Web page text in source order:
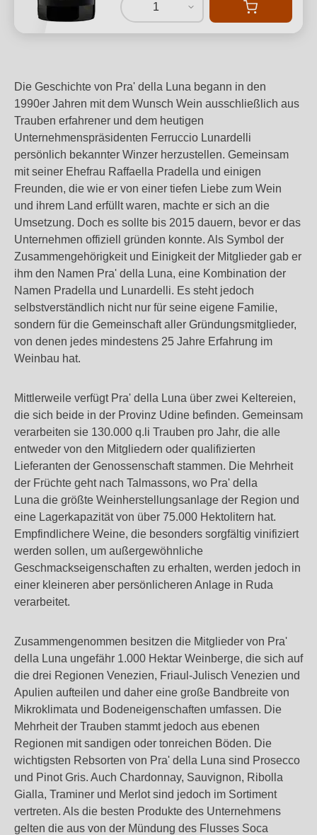
1
Die Geschichte von Pra' della Luna begann in den
1990er Jahren mit dem Wunsch Wein ausschließlich aus
Trauben erfahrener und dem heutigen
Unternehmenspräsidenten Ferruccio Lunardelli
persönlich bekannter Winzer herzustellen. Gemeinsam
mit seiner Ehefrau Raffaella Pradella und einigen
Freunden, die wie er von einer tiefen Liebe zum Wein
und ihrem Land erfüllt waren, machte er sich an die
Umsetzung. Doch es sollte bis 2015 dauern, bevor er das
Unternehmen offiziell gründen konnte. Als Symbol der
Zusammengehörigkeit und Einigkeit der Mitglieder gab er
ihm den Namen Pra' della Luna, eine Kombination der
Namen Pradella und Lunardelli. Es steht jedoch
selbstverständlich nicht nur für seine eigene Familie,
sondern für die Gemeinschaft aller Gründungsmitglieder,
von denen jedes mindestens 25 Jahre Erfahrung im
Weinbau hat.
Mittlerweile verfügt Pra' della Luna über zwei Keltereien,
die sich beide in der Provinz Udine befinden. Gemeinsam
verarbeiten sie 130.000 q.li Trauben pro Jahr, die alle
entweder von den Mitgliedern oder qualifizierten
Lieferanten der Genossenschaft stammen. Die Mehrheit
der Früchte geht nach Talmassons, wo Pra' della
Luna die größte Weinherstellungsanlage der Region und
eine Lagerkapazität von über 75.000 Hektolitern hat.
Empfindlichere Weine, die besonders sorgfältig vinifiziert
werden sollen, um außergewöhnliche
Geschmackseigenschaften zu erhalten, werden jedoch in
einer kleineren aber persönlicheren Anlage in Ruda
verarbeitet.
Zusammengenommen besitzen die Mitglieder von Pra'
della Luna ungefähr 1.000 Hektar Weinberge, die sich auf
die drei Regionen Venezien, Friaul-Julisch Venezien und
Apulien aufteilen und daher eine große Bandbreite von
Mikroklimata und Bodeneigenschaften umfassen. Die
Mehrheit der Trauben stammt jedoch aus ebenen
Regionen mit sandigen oder tonreichen Böden. Die
wichtigsten Rebsorten von Pra' della Luna sind Prosecco
und Pinot Gris. Auch Chardonnay, Sauvignon, Ribolla
Gialla, Traminer und Merlot sind jedoch im Sortiment
vertreten. Als die besten Produkte des Unternehmens
gelten die aus von der Mündung des Flusses Soca